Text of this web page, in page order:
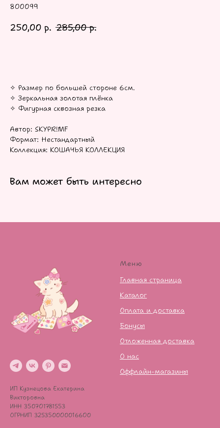
800099
250,00 р. 285,00 р.
✧ Размер по большей стороне 6см.
✧ Зеркальная золотая плёнка
✧ Фигурная сквозная резка
Автор: SKYPR!MF
Формат: Нестандартный
Коллекция: КОШАЧЬЯ КОЛЛЕКЦИЯ
Вам может быть интересно
ИП Кузнецова Екатерина
Викторовна
ИНН 350701781553
ОГРНИП 325350000016600
Меню
Главная страница
Каталог
Оплата и доставка
Бонусы
Отложенная доставка
О нас
Оффлайн-магазины